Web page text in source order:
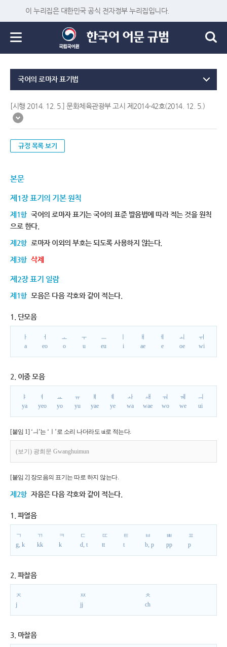
이 누리집은 대한민국 공식 전자정부 누리집입니다.
국어의 로마자 표기법
[시행 2014. 12. 5.] 문화체육관광부 고시 제2014-42호(2014. 12. 5.)
규정 목록 보기
본문
제1장 표기의 기본 원칙
제1항 국어의 로마자 표기는 국어의 표준 발음법에 따라 적는 것을 원칙
으로 한다.
제2항 로마자 이외의 부호는 되도록 사용하지 않는다.
제3항 삭제
제2장 표기 일람
제1항 모음은 다음 각호와 같이 적는다.
1. 단모음
ㅏ
a
ㅓ
eo
ㅗ
o
ㅜ
u
ㅡ
eu
i
ㅐ
ae
ㅔ
e
ㅚ
oe
ㅟ
wi
2. 이중 모음
ㅑ
ya
ㅕ
yeo
ㅛ
yo
ㅠ
yu
ㅒ
yae
ㅖ
ye
ㅘ
wa
ㅙ
wae
ㅝ
wo
ㅞ
we
ㅢ
ui
[붙임 1] ‘ㅢ’는 ‘ㅣ’로 소리 나더라도 ui로 적는다.
(보기) 광희문 Gwanghuimun
[붙임 2] 장모음의 표기는 따로 하지 않는다.
제2항 자음은 다음 각호와 같이 적는다.
1. 파열음
ㄱ
g, k
ㄲ
kk
ㅋ
k
ㄷ
d, t
ㄸ
tt
ㅌ
t
ㅂ
b, p
ㅃ
pp
ㅍ
p
2. 파찰음
ㅈ
j
ㅉ
jj
ㅊ
ch
3. 마찰음